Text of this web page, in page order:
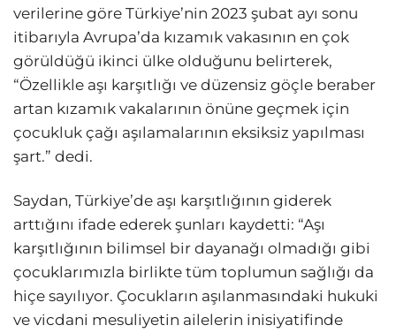
verilerine göre Türkiye’nin 2023 şubat ayı sonu
itibarıyla Avrupa’da kızamık vakasının en çok
görüldüğü ikinci ülke olduğunu belirterek,
“Özellikle aşı karşıtlığı ve düzensiz göçle beraber
artan kızamık vakalarının önüne geçmek için
çocukluk çağı aşılamalarının eksiksiz yapılması
şart.” dedi.
Saydan, Türkiye’de aşı karşıtlığının giderek
arttığını ifade ederek şunları kaydetti: “Aşı
karşıtlığının bilimsel bir dayanağı olmadığı gibi
çocuklarımızla birlikte tüm toplumun sağlığı da
hiçe sayılıyor. Çocukların aşılanmasındaki hukuki
ve vicdani mesuliyetin ailelerin inisiyatifinde